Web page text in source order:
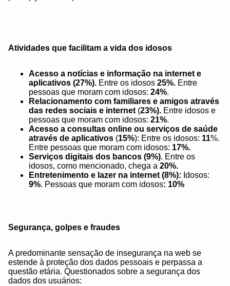
Atividades que facilitam a vida dos idosos
Acesso a notícias e informação na internet e
aplicativos (27%). Entre os idosos 25%. Entre
pessoas que moram com idosos: 24%.
Relacionamento com familiares e amigos através
das redes sociais e internet (23%). Entre idosos e
pessoas que moram com idosos: 21%.
Acesso a consultas online ou serviços de saúde
através de aplicativos (15%): Entre os idosos: 11%.
Entre pessoas que moram com idosos: 17%.
Serviços digitais dos bancos (9%). Entre os
idosos, como mencionado, chega a 20%.
Entretenimento e lazer na internet (8%): Idosos:
9%. Pessoas que moram com idosos: 10%
Segurança, golpes e fraudes
A predominante sensação de insegurança na web se
estende à proteção dos dados pessoais e perpassa a
questão etária. Questionados sobre a segurança dos
dados dos usuários: